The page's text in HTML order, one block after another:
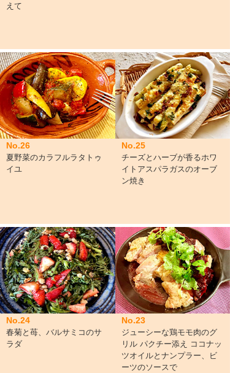
えて
No.26
夏野菜のカラフルラタトゥ
イユ
No.25
チーズとハーブが香るホワ
イトアスパラガスのオーブ
ン焼き
No.24
春菊と苺、バルサミコのサ
ラダ
No.23
ジューシーな鶏モモ肉のグ
リル パクチー添え ココナッ
ツオイルとナンプラー、ビ
ーツのソースで